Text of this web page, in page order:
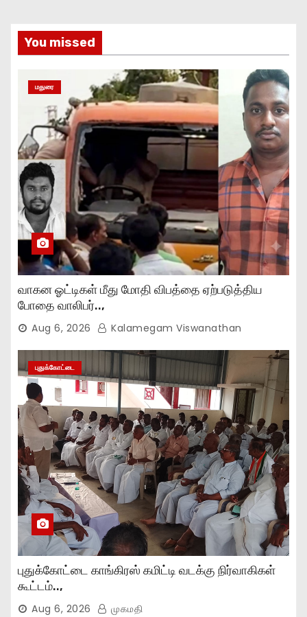
You missed
மதுரை
வாகன ஓட்டிகள் மீது மோதி விபத்தை ஏற்படுத்திய
போதை வாலிபர்..,
Aug 6, 2026 Kalamegam Viswanathan
புதுக்கோட்டை
புதுக்கோட்டை காங்கிரஸ் கமிட்டி வடக்கு நிர்வாகிகள்
கூட்டம்..,
Aug 6, 2026 முகமதி